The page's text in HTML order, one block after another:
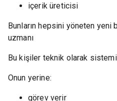
içerik üreticisi
Bunların hepsini yöneten
uzmanı
Bu kişiler teknik olarak
Onun yerine:
görev verir